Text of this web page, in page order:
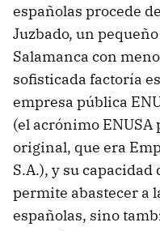
españolas procede
Juzbado, un
Salamanca con
sofisticada factoría
empresa pública
(el acrónimo ENUSA
original, que era
S.A.), y su
permite abastecer a
españolas, sino